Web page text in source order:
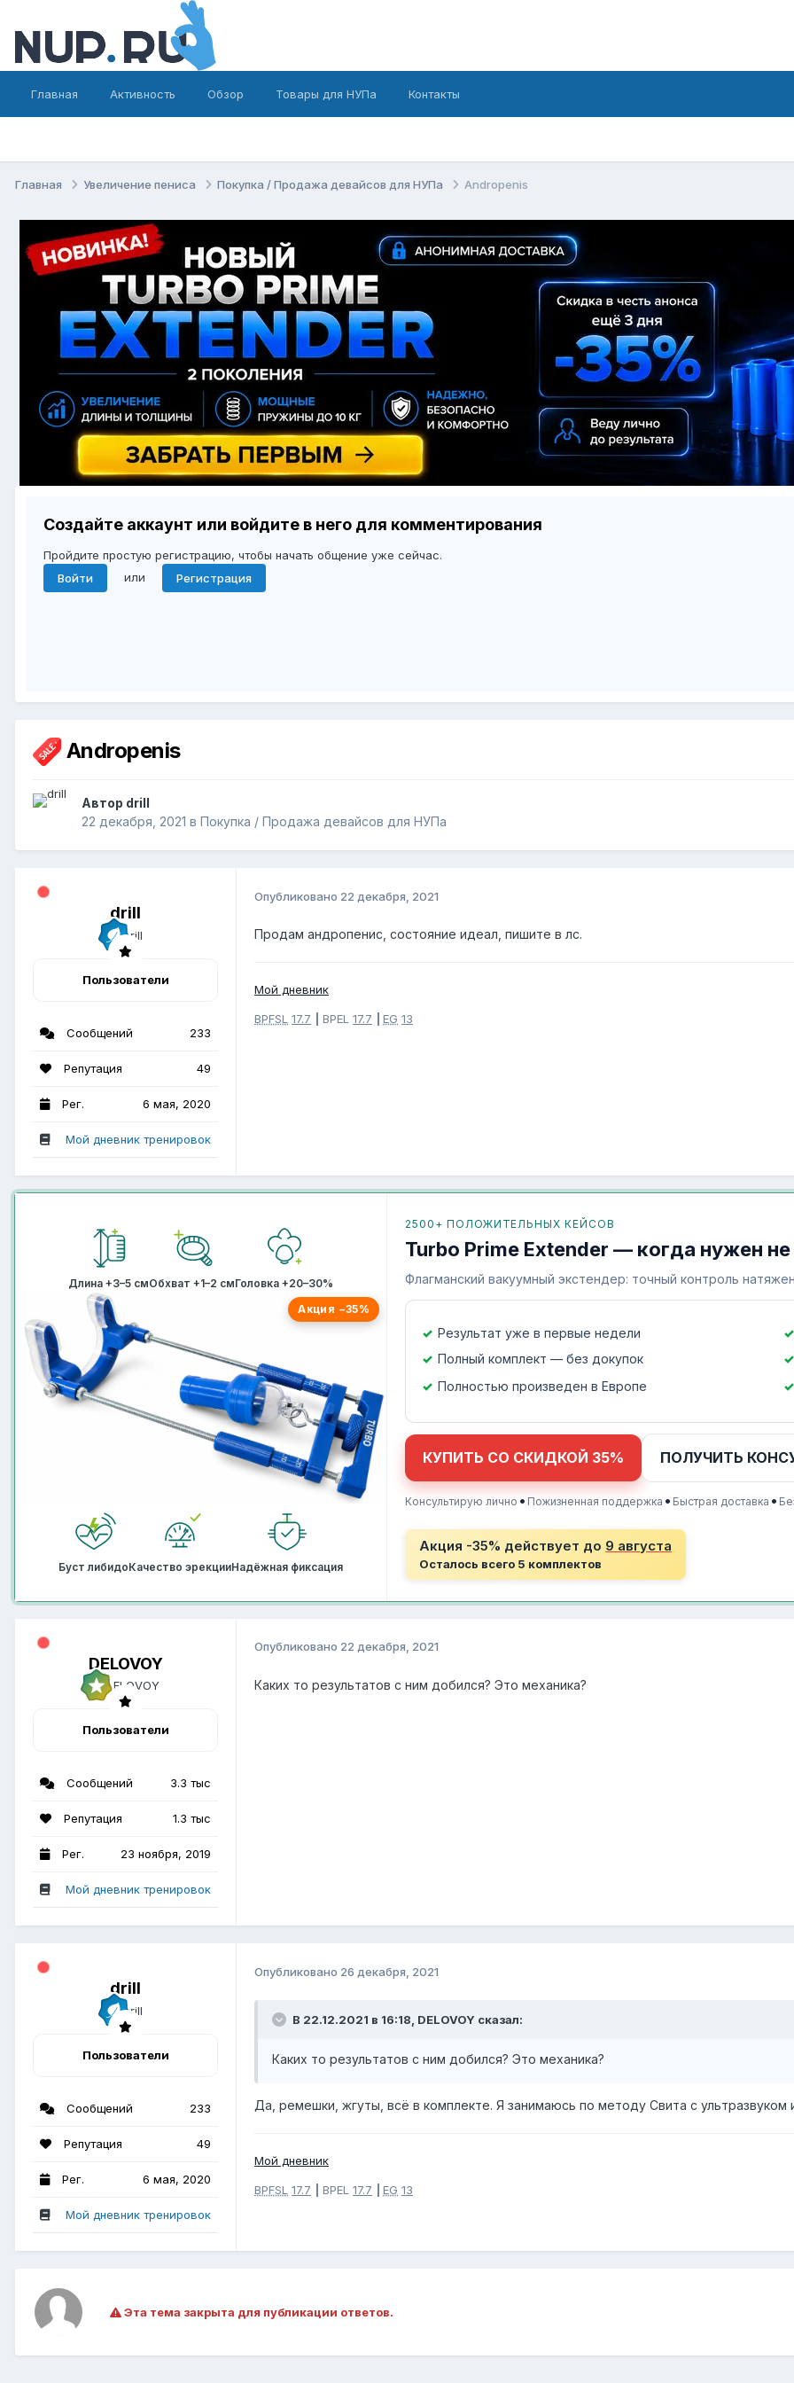
Главная Активность Обзор Товары для НУПа Контакты
Главная Увеличение пениса Покупка / Продажа девайсов для НУПа Andropenis
Создайте аккаунт или войдите в него для комментирования
Пройдите простую регистрацию, чтобы начать общение уже сейчас.
Войти
или Регистрация
Andropenis
Автор drill
22 декабря, 2021 в Покупка / Продажа девайсов для НУПа
drill
Пользователи
Сообщений 233
Репутация 49
Рег. 6 мая, 2020
Мой дневник тренировок
Опубликовано 22 декабря, 2021
Продам андропенис, состояние идеал, пишите в лс.
Мой дневник
BPFSL 17.7 BPEL 17.7 EG 13
Длина +3–5 смОбхват +1–2 смГоловка +20–30%
Акция −35%
Буст либидоКачество эрекцииНадёжная фиксация
2500+ ПОЛОЖИТЕЛЬНЫХ КЕЙСОВ
Turbo Prime Extender — когда нужен
Флагманский вакуумный экстендер: точный контроль
Результат уже в первые недели
Полный комплект — без докупок
Полностью произведен в Европе
КУПИТЬ СО СКИДКОЙ 35% ПОЛУЧИТЬ
Консультирую лично • Пожизненная поддержка • Быстрая доставка •
Акция -35% действует до 9 августа
Осталось всего 5 комплектов
DELOVOY
Пользователи
Сообщений 3.3 тыс
Репутация 1.3 тыс
Рег. 23 ноября, 2019
Мой дневник тренировок
Опубликовано 22 декабря, 2021
Каких то результатов с ним добился? Это механика?
drill
Пользователи
Сообщений 233
Репутация 49
Рег. 6 мая, 2020
Мой дневник тренировок
Опубликовано 26 декабря, 2021
В 22.12.2021 в 16:18, DELOVOY сказал:
Каких то результатов с ним добился? Это механика?
Да, ремешки, жгуты, всё в комплекте. Я занимаюсь по методу Свита с ультразвуком
Мой дневник
BPFSL 17.7 BPEL 17.7 EG 13
Эта тема закрыта для публикации ответов.